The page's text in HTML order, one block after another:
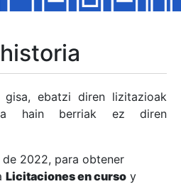
gisa, ebatzi diren lizitazioak
hain berriak ez diren
2022, para obtener
Licitaciones en curso y